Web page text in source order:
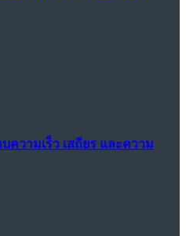
ความเร็ว เสถียร และความ